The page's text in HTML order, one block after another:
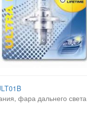
фара дальнего света